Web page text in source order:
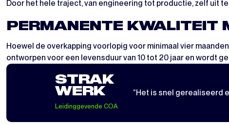
Door het hele traject, van engineering tot productie, zelf uit
PERMANENTE KWALITEIT
Hoewel de overkapping voorlopig voor minimaal vier
ontworpen voor een levensduur van 10 tot 20 jaar en wordt
STRAK
WERK
Leidinggevende COA
“Het is snel gerealiseerd